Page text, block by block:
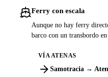
Ferry con escala
Aunque no hay ferry
barco con un transbordo en
VÍA ATENAS
Samotracia →